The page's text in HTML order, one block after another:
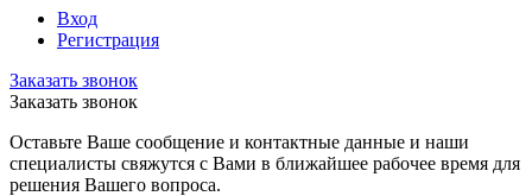
Вход
Регистрация
Заказать звонок
Заказать звонок
Оставьте Ваше сообщение и контактные данные и наши
специалисты свяжутся с Вами в ближайшее рабочее время для
решения Вашего вопроса.